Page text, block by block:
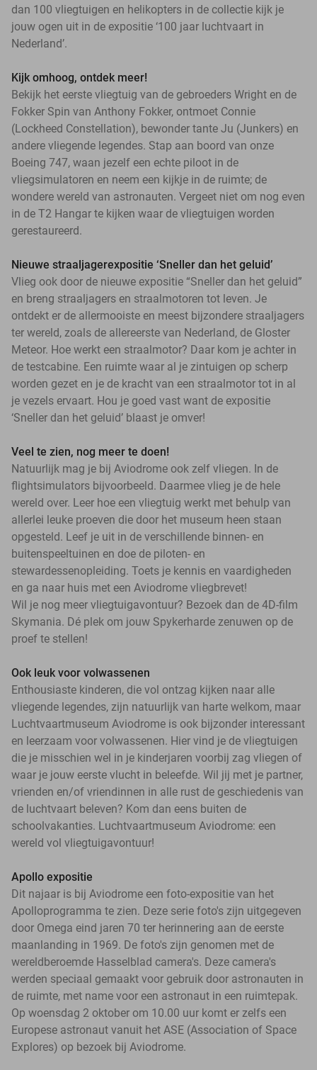
dan 100 vliegtuigen en helikopters in de collectie kijk je
jouw ogen uit in de expositie ‘100 jaar luchtvaart in
Nederland’.
Kijk omhoog, ontdek meer!
Bekijk het eerste vliegtuig van de gebroeders Wright en de
Fokker Spin van Anthony Fokker, ontmoet Connie
(Lockheed Constellation), bewonder tante Ju (Junkers) en
andere vliegende legendes. Stap aan boord van onze
Boeing 747, waan jezelf een echte piloot in de
vliegsimulatoren en neem een kijkje in de ruimte; de
wondere wereld van astronauten. Vergeet niet om nog even
in de T2 Hangar te kijken waar de vliegtuigen worden
gerestaureerd.
Nieuwe straaljagerexpositie ‘Sneller dan het geluid’
Vlieg ook door de nieuwe expositie “Sneller dan het geluid”
en breng straaljagers en straalmotoren tot leven. Je
ontdekt er de allermooiste en meest bijzondere straaljagers
ter wereld, zoals de allereerste van Nederland, de Gloster
Meteor. Hoe werkt een straalmotor? Daar kom je achter in
de testcabine. Een ruimte waar al je zintuigen op scherp
worden gezet en je de kracht van een straalmotor tot in al
je vezels ervaart. Hou je goed vast want de expositie
‘Sneller dan het geluid’ blaast je omver!
Veel te zien, nog meer te doen!
Natuurlijk mag je bij Aviodrome ook zelf vliegen. In de
flightsimulators bijvoorbeeld. Daarmee vlieg je de hele
wereld over. Leer hoe een vliegtuig werkt met behulp van
allerlei leuke proeven die door het museum heen staan
opgesteld. Leef je uit in de verschillende binnen- en
buitenspeeltuinen en doe de piloten- en
stewardessenopleiding. Toets je kennis en vaardigheden
en ga naar huis met een Aviodrome vliegbrevet!
Wil je nog meer vliegtuigavontuur? Bezoek dan de 4D-film
Skymania. Dé plek om jouw Spykerharde zenuwen op de
proef te stellen!
Ook leuk voor volwassenen
Enthousiaste kinderen, die vol ontzag kijken naar alle
vliegende legendes, zijn natuurlijk van harte welkom, maar
Luchtvaartmuseum Aviodrome is ook bijzonder interessant
en leerzaam voor volwassenen. Hier vind je de vliegtuigen
die je misschien wel in je kinderjaren voorbij zag vliegen of
waar je jouw eerste vlucht in beleefde. Wil jij met je partner,
vrienden en/of vriendinnen in alle rust de geschiedenis van
de luchtvaart beleven? Kom dan eens buiten de
schoolvakanties. Luchtvaartmuseum Aviodrome: een
wereld vol vliegtuigavontuur!
Apollo expositie
Dit najaar is bij Aviodrome een foto-expositie van het
Apolloprogramma te zien. Deze serie foto's zijn uitgegeven
door Omega eind jaren 70 ter herinnering aan de eerste
maanlanding in 1969. De foto's zijn genomen met de
wereldberoemde Hasselblad camera's. Deze camera's
werden speciaal gemaakt voor gebruik door astronauten in
de ruimte, met name voor een astronaut in een ruimtepak.
Op woensdag 2 oktober om 10.00 uur komt er zelfs een
Europese astronaut vanuit het ASE (Association of Space
Explores) op bezoek bij Aviodrome.